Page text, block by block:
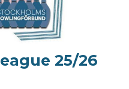
25/26